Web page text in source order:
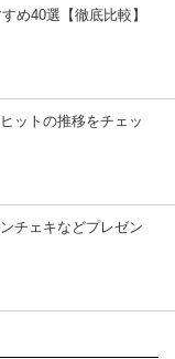
め40選【徹底比較】
ットの推移をチェッ
チェキなどプレゼン